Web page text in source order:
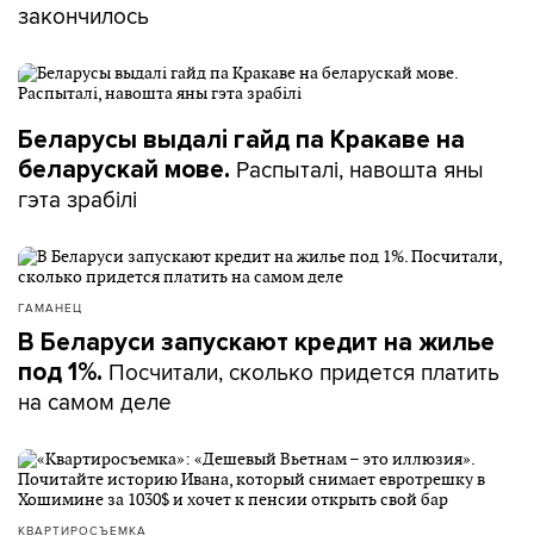
закончилось
Беларусы выдалі гайд па Кракаве на
беларускай мове. Распыталі, навошта яны
гэта зрабілі
ГАМАНЕЦ
В Беларуси запускают кредит на жилье
под 1%. Посчитали, сколько придется платить
на самом деле
КВАРТИРОСЪЕМКА